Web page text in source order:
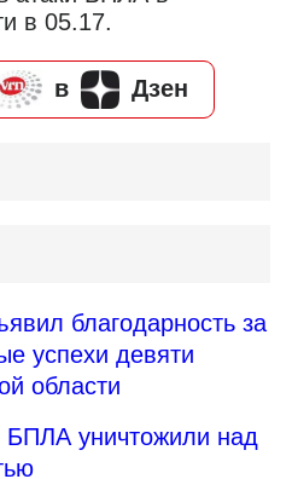
в 05.17.
в Дзен
благодарность за
успехи девяти
области
уничтожили над